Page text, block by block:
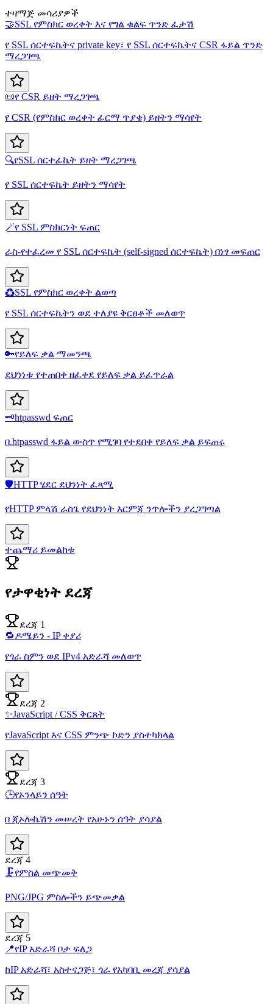
ተዛማጅ መሳሪያዎች
🤝SSL የምስክር ወረቀት እና የግል ቁልፍ ጥንድ ፈታሽ
የ SSL ሰርተፍኬትና private key፣ የ SSL ሰርተፍኬትና CSR ፋይል ጥንድ
ማረጋገጫ
📜የ CSR ይዘት ማረጋገጫ
የ CSR (የምስክር ወረቀት ፊርማ ጥያቄ) ይዘትን ማሳየት
🔍የSSL ሰርተፊኬት ይዘት ማረጋገጫ
የ SSL ሰርተፍኬት ይዘትን ማሳየት
🪄የ SSL ምስክርነት ፍጠር
ራስ-የተፈረመ የ SSL ሰርተፍኬት (self-signed ሰርተፍኬት) በነፃ መፍጠር
♻️SSL የምስክር ወረቀት ልወጣ
የ SSL ሰርተፍኬትን ወደ ተለያዩ ቅርፀቶች መለወጥ
🔑የይለፍ ቃል ማመንጫ
ደህንነቱ የተጠበቀ ዘፈቀደ የይለፍ ቃል ይፈጥራል
🗝️htpasswd ፍጠር
በ.htpasswd ፋይል ውስጥ የሚገባ የተደበቀ የይለፍ ቃል ይፍጠሩ
🛡️HTTP ሄደር ደህንነት ፈጻሚ
የHTTP ምላሽ ራስጌ የደህንነት እርምጃ ንጥሎችን ያረጋግጣል
ተጨማሪ ይመልከቱ
የታዋቂነት ደረጃ
ደረጃ 1
🔁ዶሜይን - IP ቀያሪ
የጎራ ስምን ወደ IPv4 አድራሻ መለወጥ
ደረጃ 2
✨JavaScript / CSS ቅርጸት
የJavaScript እና CSS ምንጭ ኮድን ያስተካክላል
ደረጃ 3
🕒የኦንላይን ሰዓት
በ ጂኦሎኬሽን መሠረት የአሁኑን ሰዓት ያሳያል
ደረጃ 4
🗜️የምስል መጭመቅ
PNG/JPG ምስሎችን ይጭመቃል
ደረጃ 5
📍የIP አድራሻ ቦታ ፍለጋ
ከIP አድራሻ፣ አስተናጋጅ፣ ጎራ የአካባቢ መረጃ ያሳያል